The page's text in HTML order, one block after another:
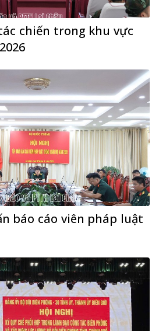
chiến trong khu vực
báo cáo viên pháp luật